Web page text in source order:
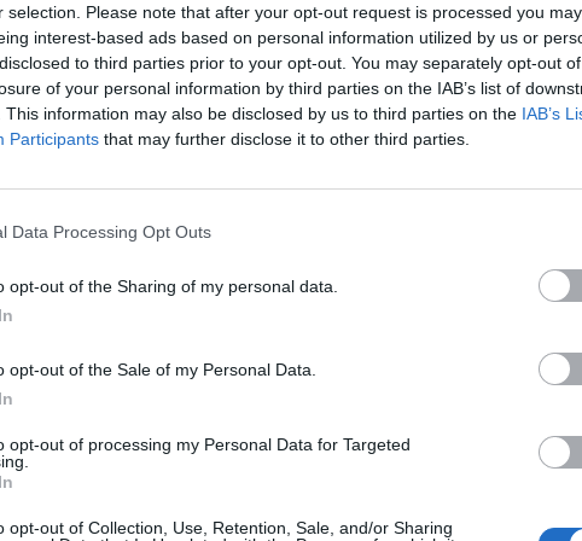
selection. Please note that after your opt-out request is processed you may
interest-based ads based on personal information utilized by us or
to third parties prior to your opt-out. You may separately opt-out
of your personal information by third parties on the IAB’s list of
This information may also be disclosed by us to third parties on the IAB’s
Participants that may further disclose it to other third parties.
Data Processing Opt Outs
opt-out of the Sharing of my personal data.
opt-out of the Sale of my Personal Data.
opt-out of processing my Personal Data for Targeted
opt-out of Collection, Use, Retention, Sale, and/or Sharing
negoci Electromobility Systems de Ficosa,
Ficosa permeten a l'usuari dotar de la seguretat
d'aquestes comandes es desenvolupen al
mentre que la producció, que s'iniciarà el 2019,
a la Xina.
clau per a Ficosa
Chonging i Shenyang.
preferida de Google de forma